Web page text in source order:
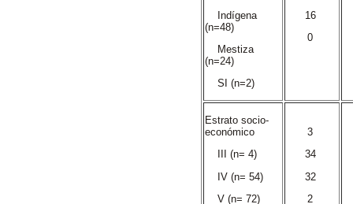
Indígena
(n=48)
Mestiza
(n=24)
SI (n=2)
16
0
Estrato socio-
económico
III (n= 4)
IV (n= 54)
V (n= 72)
3
34
32
2